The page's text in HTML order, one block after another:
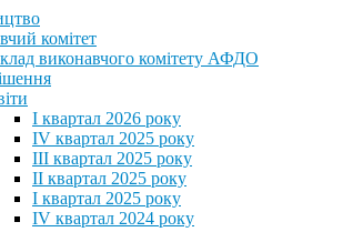
комітет
виконавчого комітету АФДО
I квартал 2026 року
IV квартал 2025 року
III квартал 2025 року
II квартал 2025 року
I квартал 2025 року
IV квартал 2024 року